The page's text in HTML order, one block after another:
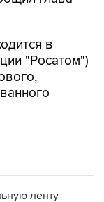
в
сайта